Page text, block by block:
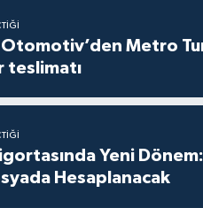
Otomotiv’den Metro
teslimatı
Yeni
Hesaplanacak